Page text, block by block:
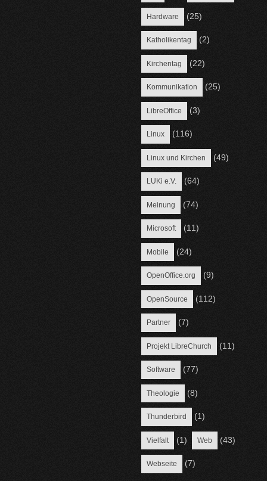
Hardware (25)
Katholikentag (2)
Kirchentag (22)
Kommunikation (25)
LibreOffice (3)
Linux (116)
Linux und Kirchen (49)
LUKi e.V. (64)
Meinung (74)
Microsoft (11)
Mobile (24)
OpenOffice.org (9)
OpenSource (112)
Partner (7)
Projekt LibreChurch (11)
Software (77)
Theologie (8)
Thunderbird (1)
Vielfalt (1) Web (43)
Webseite (7)